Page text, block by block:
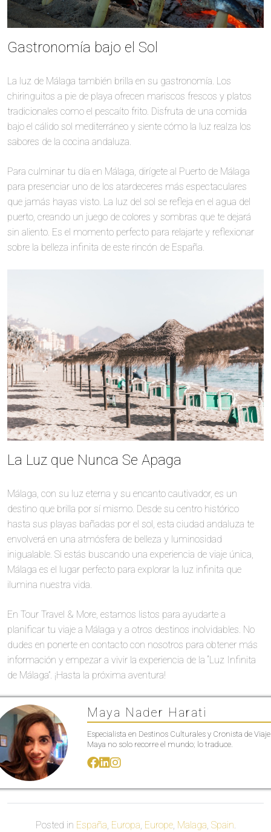
Gastronomía bajo el Sol
La luz de Málaga también brilla en su gastronomía. Los
chiringuitos a pie de playa ofrecen mariscos frescos y platos
tradicionales como el pescaíto frito. Disfruta de una comida
bajo el cálido sol mediterráneo y siente cómo la luz realza los
sabores de la cocina andaluza.
Para culminar tu día en Málaga, dirígete al Puerto de Málaga
para presenciar uno de los atardeceres más espectaculares
que jamás hayas visto. La luz del sol se refleja en el agua del
puerto, creando un juego de colores y sombras que te dejará
sin aliento. Es el momento perfecto para relajarte y reflexionar
sobre la belleza infinita de este rincón de España.
La Luz que Nunca Se Apaga
Málaga, con su luz eterna y su encanto cautivador, es un
destino que brilla por sí mismo. Desde su centro histórico
hasta sus playas bañadas por el sol, esta ciudad andaluza te
envolverá en una atmósfera de belleza y luminosidad
inigualable. Si estás buscando una experiencia de viaje única,
Málaga es el lugar perfecto para explorar la luz infinita que
ilumina nuestra vida.
En Tour Travel & More, estamos listos para ayudarte a
planificar tu viaje a Málaga y a otros destinos inolvidables. No
dudes en ponerte en contacto con nosotros para obtener más
información y empezar a vivir la experiencia de la “Luz Infinita
de Málaga”. ¡Hasta la próxima aventura!
Maya Nader Harati
Especialista en Destinos Culturales y Cronista de
Maya no solo recorre el mundo; lo traduce.
Posted in España, Europa, Europe, Malaga, Spain.